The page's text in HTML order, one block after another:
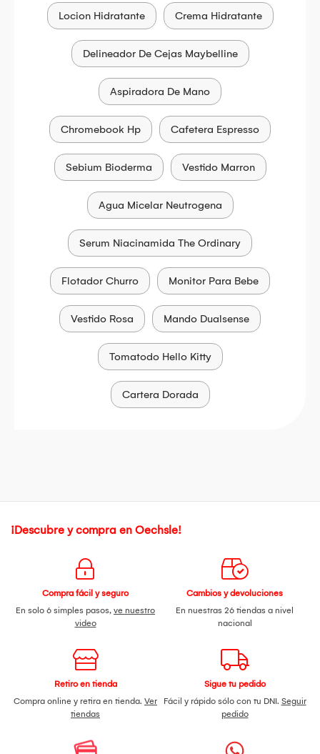
Locion Hidratante Crema Hidratante
Delineador De Cejas Maybelline
Aspiradora De Mano
Chromebook Hp Cafetera Espresso
Sebium Bioderma Vestido Marron
Agua Micelar Neutrogena
Serum Niacinamida The Ordinary
Flotador Churro Monitor Para Bebe
Vestido Rosa Mando Dualsense
Tomatodo Hello Kitty
Cartera Dorada
¡Descubre y compra en Oechsle!
Compra fácil y seguro
En solo 6 simples pasos, ve nuestro
video
Cambios y devoluciones
En nuestras 26 tiendas a nivel
nacional
Retiro en tienda
Compra online y retira en tienda. Ver
tiendas
Sigue tu pedido
Fácil y rápido sólo con tu DNI. Seguir
pedido